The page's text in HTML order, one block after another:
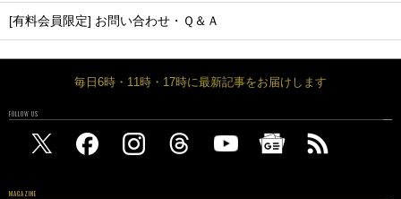
[有料会員限定] お問い合わせ・Ｑ＆Ａ
毎日6時・11時・17時に最新記事をお届けします
FOLLOW US
MAGAZINE